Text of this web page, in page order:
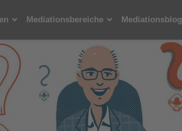
Mediationsbereiche Mediationsblog